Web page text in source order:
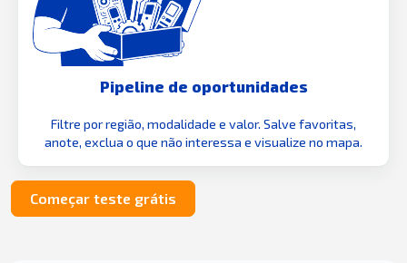
Pipeline de oportunidades
Filtre por região, modalidade e valor. Salve favoritas,
anote, exclua o que não interessa e visualize no mapa.
Começar teste grátis